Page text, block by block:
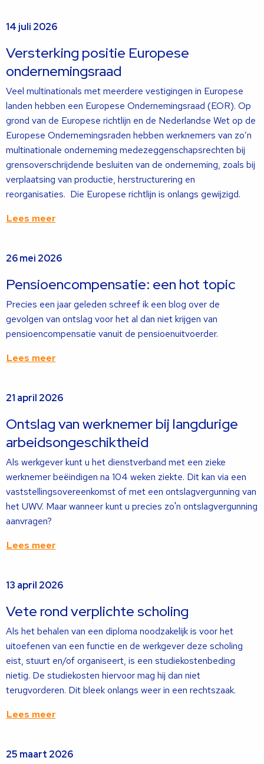
14 juli 2026
Versterking positie Europese
ondernemingsraad
Veel multinationals met meerdere vestigingen in Europese
landen hebben een Europese Ondernemingsraad (EOR). Op
grond van de Europese richtlijn en de Nederlandse Wet op de
Europese Ondernemingsraden hebben werknemers van zo’n
multinationale onderneming medezeggenschapsrechten bij
grensoverschrijdende besluiten van de onderneming, zoals bij
verplaatsing van productie, herstructurering en
reorganisaties. Die Europese richtlijn is onlangs gewijzigd.
Lees meer
meer
26 mei 2026
Pensioencompensatie: een hot topic
Precies een jaar geleden schreef ik een blog over de
gevolgen van ontslag voor het al dan niet krijgen van
pensioencompensatie vanuit de pensioenuitvoerder.
Lees meer
meer
21 april 2026
Ontslag van werknemer bij langdurige
arbeidsongeschiktheid
Als werkgever kunt u het dienstverband met een zieke
werknemer beëindigen na 104 weken ziekte. Dit kan via een
vaststellingsovereenkomst of met een ontslagvergunning van
het UWV. Maar wanneer kunt u precies zo'n ontslagvergunning
aanvragen?
Lees meer
meer
13 april 2026
Vete rond verplichte scholing
Als het behalen van een diploma noodzakelijk is voor het
uitoefenen van een functie en de werkgever deze scholing
eist, stuurt en/of organiseert, is een studiekostenbeding
nietig. De studiekosten hiervoor mag hij dan niet
terugvorderen. Dit bleek onlangs weer in een rechtszaak.
Lees meer
meer
25 maart 2026